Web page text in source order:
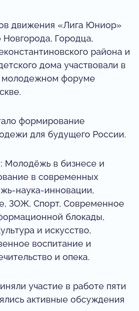
движения «Лига Юниор»
Городца,
района и
дома участвовали в
форуме
формирование
для будущего России.
Молодёжь в бизнесе и
в современных
наука-инновации,
ЗОЖ, Спорт, Современное
блокады,
и искусство,
воспитание и
и опека.
участие в работе пяти
активные обсуждения